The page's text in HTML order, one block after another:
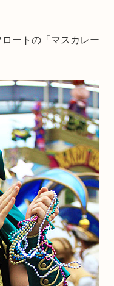
ートの「マスカレー